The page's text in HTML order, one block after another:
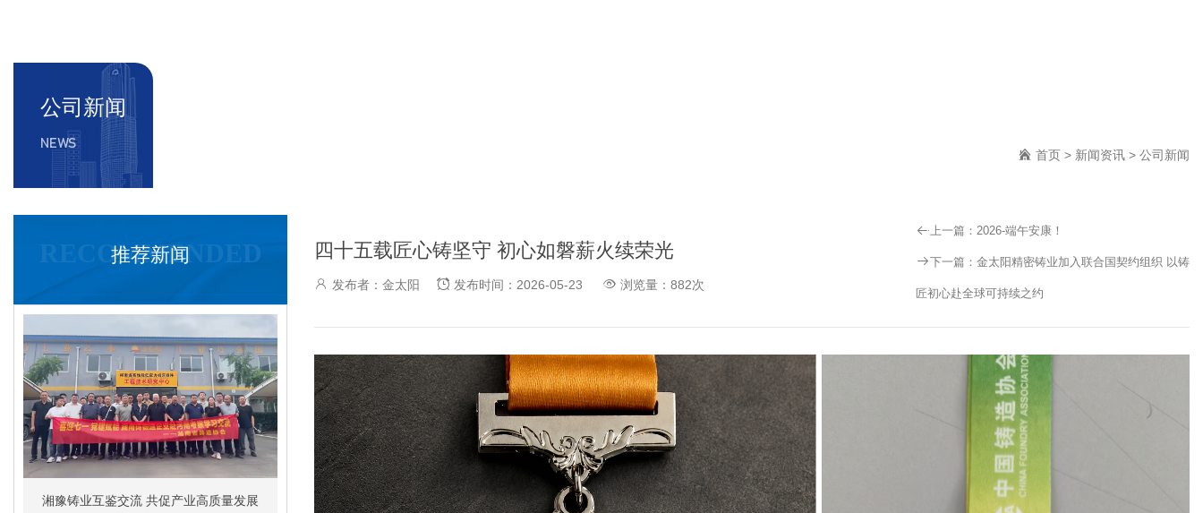
公司新闻
NEWS
首页 > 新闻资讯 > 公司新闻
RECOMMENDED
推荐新闻
湘豫铸业互鉴交流 共促产业高质量发展
四十五载匠心铸坚守 初心如磐薪火续荣光
发布者：金太阳 发布时间：2026-05-23 浏览量：882次
上一篇： 2026-端午安康！
下一篇： 金太阳精密铸业加入联合国契约组织 以铸
匠初心赴全球可持续之约